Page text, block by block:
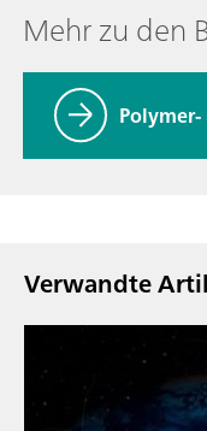
Mehr zu den
Verwandte